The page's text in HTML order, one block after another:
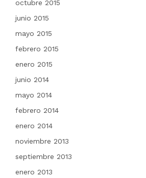
octubre 2015
junio 2015
mayo 2015
febrero 2015
enero 2015
junio 2014
mayo 2014
febrero 2014
enero 2014
noviembre 2013
septiembre 2013
enero 2013